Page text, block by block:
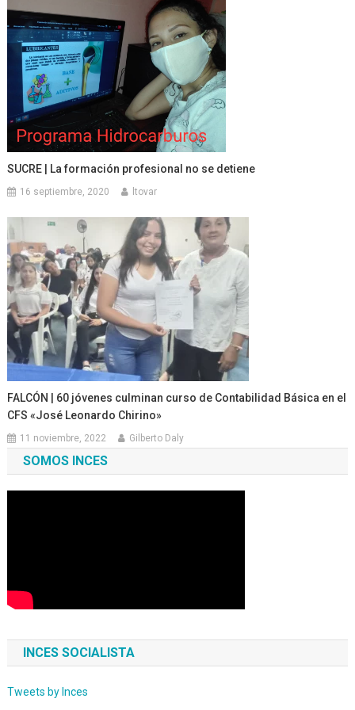
SUCRE | La formación profesional no se detiene
16 septiembre, 2020 ltovar
FALCÓN | 60 jóvenes culminan curso de Contabilidad Básica en el
CFS «José Leonardo Chirino»
11 noviembre, 2022 Gilberto Daly
SOMOS INCES
INCES SOCIALISTA
Tweets by Inces